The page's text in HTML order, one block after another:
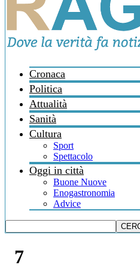
Cronaca
Politica
Attualità
Sanità
Cultura
Sport
Spettacolo
Oggi in città
Buone Nuove
Enogastronomia
Advice
7